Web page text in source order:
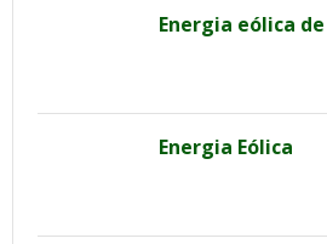
Energia eólica
Energia Eólica